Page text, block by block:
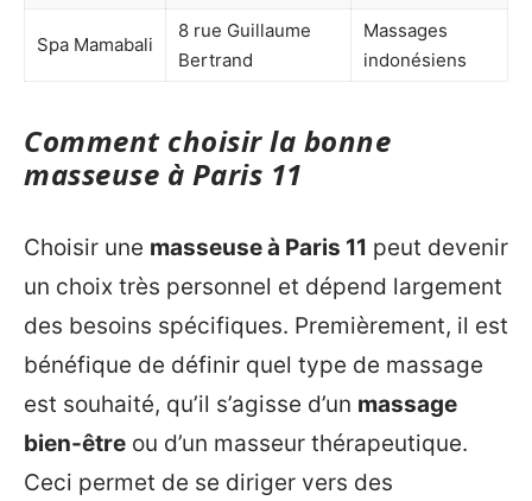
Spa Mamabali
8 rue Guillaume
Bertrand
Massages
indonésiens
Comment choisir la bonne
masseuse à Paris 11
Choisir une masseuse à Paris 11 peut devenir
un choix très personnel et dépend largement
des besoins spécifiques. Premièrement, il est
bénéfique de définir quel type de massage
est souhaité, qu’il s’agisse d’un massage
bien-être ou d’un masseur thérapeutique.
Ceci permet de se diriger vers des